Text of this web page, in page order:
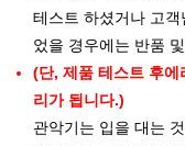
테스트 하셨거나 고
었을 경우에는 반품
(단, 제품 테스트 후에
리가 됩니다.)
관악기는 입을 대는